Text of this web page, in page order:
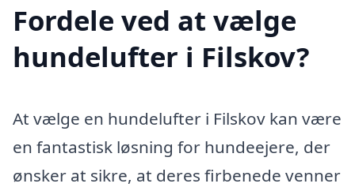
Fordele ved at vælge
hundelufter i Filskov?
At vælge en hundelufter i Filskov kan være
en fantastisk løsning for hundeejere, der
ønsker at sikre, at deres firbenede venner